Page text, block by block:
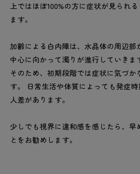
上ではほぼ100%の方に症状が見られ
ます。
加齢による白内障は、水晶体の周辺部
中心に向かって濁りが進行していきま
そのため、初期段階では症状に気づか
す。 日常生活や体質によっても発症
人差があります。
少しでも視界に違和感を感じたら、早
とをお勧めします。